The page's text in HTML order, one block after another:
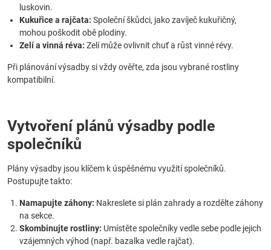
luskovin.
Kukuřice a rajčata: Společní škůdci, jako zavíječ kukuřičný,
mohou poškodit obě plodiny.
Zelí a vinná réva: Zelí může ovlivnit chuť a růst vinné révy.
Při plánování výsadby si vždy ověřte, zda jsou vybrané rostliny
kompatibilní.
Vytvoření plánů výsadby podle
společníků
Plány výsadby jsou klíčem k úspěšnému využití společníků.
Postupujte takto:
Namapujte záhony: Nakreslete si plán zahrady a rozdělte záhony
na sekce.
Skombinujte rostliny: Umístěte společníky vedle sebe podle jejich
vzájemných výhod (např. bazalka vedle rajčat).